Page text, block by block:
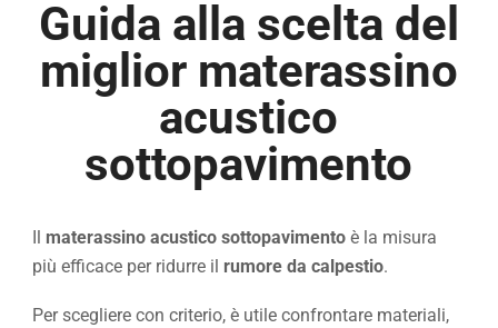
Guida alla scelta del
miglior materassino
acustico
sottopavimento
Il materassino acustico sottopavimento è la misura
più efficace per ridurre il rumore da calpestio.
Per scegliere con criterio, è utile confrontare materiali,